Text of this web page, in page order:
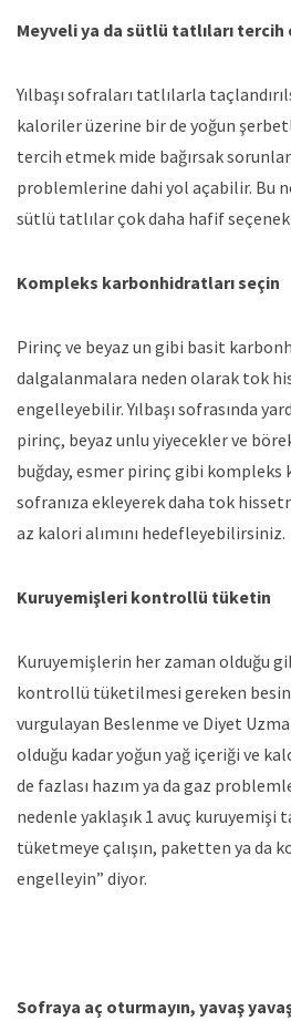
Meyveli ya da sütlü tatlıları tercih
Yılbaşı sofraları tatlılarla
kaloriler üzerine bir de yoğun
tercih etmek mide bağırsak
problemlerine dahi yol açabilir. Bu
sütlü tatlılar çok daha hafif
Kompleks karbonhidratları seçin
Pirinç ve beyaz un gibi basit
dalgalanmalara neden olarak tok
engelleyebilir. Yılbaşı sofrasında
pirinç, beyaz unlu yiyecekler ve
buğday, esmer pirinç gibi kompleks
sofranıza ekleyerek daha tok
az kalori alımını hedefleyebilirsiniz.
Kuruyemişleri kontrollü tüketin
Kuruyemişlerin her zaman olduğu
kontrollü tüketilmesi gereken
vurgulayan Beslenme ve Diyet
olduğu kadar yoğun yağ içeriği ve
de fazlası hazım ya da gaz
nedenle yaklaşık 1 avuç kuruyemişi
tüketmeye çalışın, paketten ya da
engelleyin” diyor.
Sofraya aç oturmayın, yavaş